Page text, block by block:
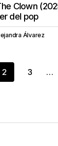
Clown
del pop
Álvarez
2 3 …